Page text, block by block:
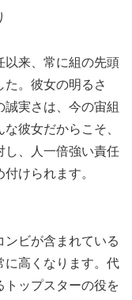
以来、常に組の先頭
。彼女の明るさ
実さは、今の宙組
彼女だからこそ、
し、人一倍強い責任
けられます。
ンビが含まれている
に高くなります。代
トップスターの役を